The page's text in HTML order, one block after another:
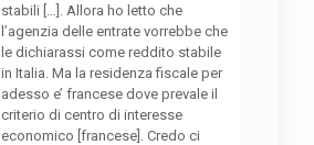
stabili […]. Allora ho letto che
l’agenzia delle entrate vorrebbe che
le dichiarassi come reddito stabile
in Italia. Ma la residenza fiscale per
adesso e’ francese dove prevale il
criterio di centro di interesse
economico [francese]. Credo ci